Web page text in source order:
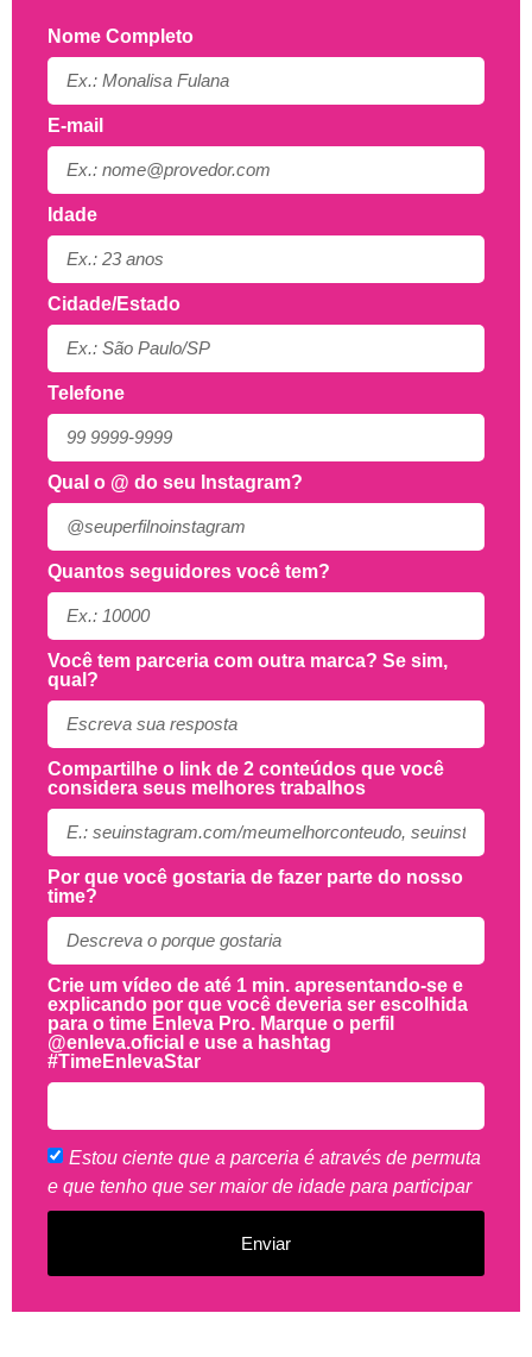
Nome Completo
E-mail
Idade
Cidade/Estado
Telefone
Qual o @ do seu Instagram?
Quantos seguidores você tem?
Você tem parceria com outra marca? Se sim,
qual?
Compartilhe o link de 2 conteúdos que você
considera seus melhores trabalhos
Por que você gostaria de fazer parte do nosso
time?
Crie um vídeo de até 1 min. apresentando-se e
explicando por que você deveria ser escolhida
para o time Enleva Pro. Marque o perfil
@enleva.oficial e use a hashtag
#TimeEnlevaStar
Estou ciente que a parceria é através de permuta
e que tenho que ser maior de idade para participar
Enviar